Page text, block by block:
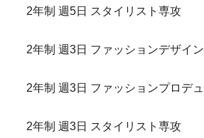
2年制 週5日 スタイリスト専攻
2年制 週3日 ファッションデザイ
2年制 週3日 ファッションプロデ
2年制 週3日 スタイリスト専攻